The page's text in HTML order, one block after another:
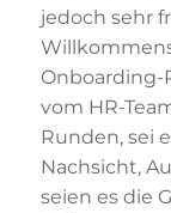
jedoch sehr
Onboarding-
vom HR-
Runden, sei
Nachsicht,
seien es die